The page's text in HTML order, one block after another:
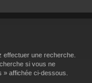
effectuer une recherche.
si vous ne
» affichée ci-dessous.